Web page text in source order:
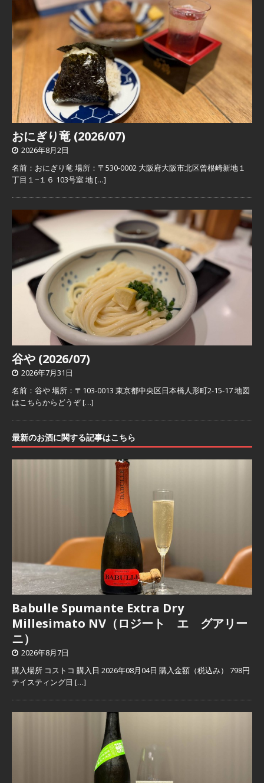
おにぎり竜 (2026/07)
2026年8月2日
名前：おにぎり竜 場所：〒530-0002 大阪府大阪市北区曾根崎新地１
丁目１−１６ 103号室 地[…]
谷や (2026/07)
2026年7月31日
名前：谷や 場所：〒103-0013 東京都中央区日本橋人形町2-15-17 地図
はこちらからどうぞ[…]
最新のお酒に関する記事はこちら
Babulle Spumante Extra Dry
Millesimato NV（ロジート エ グアリー
ニ）
2026年8月7日
購入場所 コストコ 購入日 2026年08月04日 購入金額（税込み） 798円
テイスティング日 […]